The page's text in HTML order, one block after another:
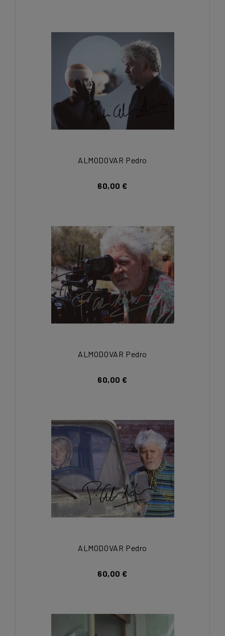
ALMODOVAR Pedro
60,00 €
ALMODOVAR Pedro
60,00 €
ALMODOVAR Pedro
60,00 €